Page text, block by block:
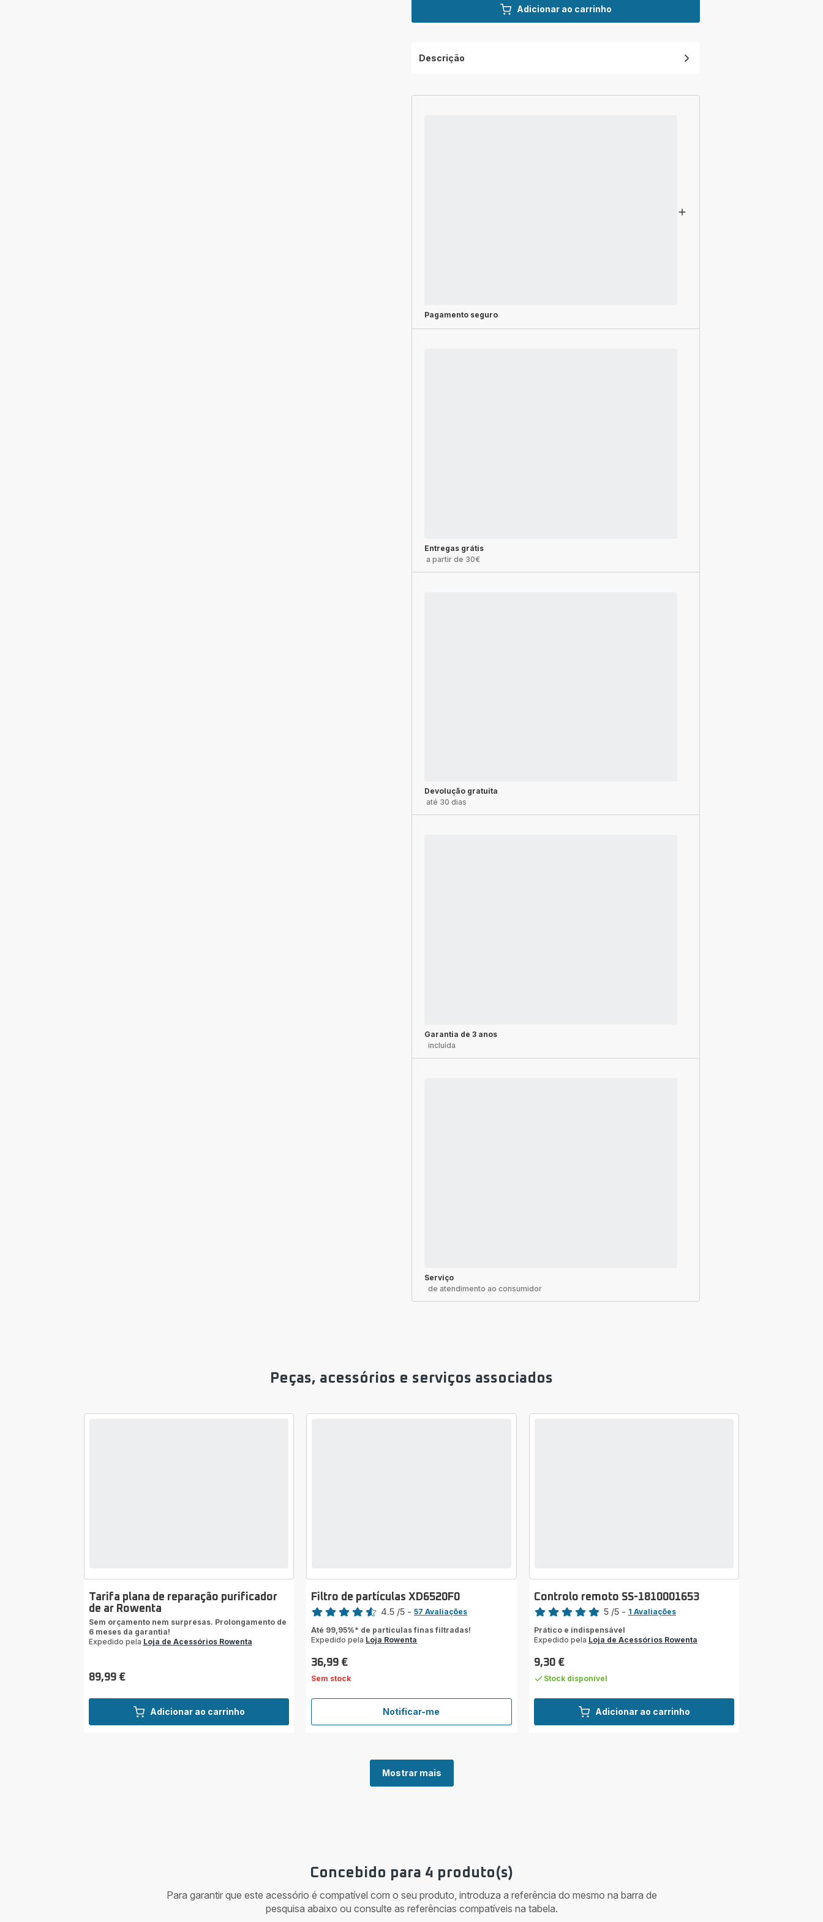
Adicionar ao carrinho
Descrição
Pagamento seguro
Entregas grátis
a partir de 30€
Devolução gratuita
até 30 dias
Garantia de 3 anos
incluída
Serviço
de atendimento ao consumidor
Peças, acessórios e serviços associados
Adicionar ao carrinho
Tarifa plana de reparação purificador
de ar Rowenta
Sem orçamento nem surpresas. Prolongamento de
6 meses da garantia!
Expedido pela Loja de Acessórios Rowenta
Preço
89,99 €
Notificar-me
Filtro
de
Filtro de partículas XD6520F0
Classificação
4.5 /5 - 57 Avaliações
Até 99,95%* de partículas finas filtradas!
Expedido pela Loja Rowenta
Preço
36,99 €
Sem stock
Adicionar ao carrinho
Controlo remoto SS-1810001653
Classificação
de
cinco
estrelas
5 /5 - 1 Avaliações
Prático e indispensável
Expedido pela Loja de Acessórios Rowenta
Preço
9,30 €
Stock disponível
Mostrar mais
Concebido para 4 produto(s)
Para garantir que este acessório é compatível com o seu produto, introduza a referência do mesmo na barra de
pesquisa abaixo ou consulte as referências compatíveis na tabela.